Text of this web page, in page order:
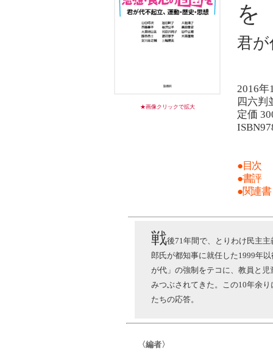
★画像クリックで拡大
を
君が
2016年
四六判
定価
●目次
●書評
●関連書
戦後71年間で、とりわけ民主
郎氏が都知事に就任した1999年
が代」の強制をテコに、教員と
みつぶされてきた。この10年余
たちの応答。
〈編者〉